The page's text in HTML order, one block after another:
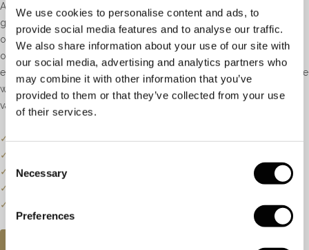
We use cookies to personalise content and ads, to
provide social media features and to analyse our traffic.
We also share information about your use of our site with
our social media, advertising and analytics partners who
may combine it with other information that you’ve
provided to them or that they’ve collected from your use
of their services.
Selection
Necessary
Preferences
Al onze (verlovings)ringen worden handgemaakt in 14 of 18 karaat
goud. U heeft de keuze uit geel, wit of roségoud. Wij beschikken
over onze eigen modellen, die in het atelier boven de winkel zijn
ontworpen en vervaardigd. Daarnaast heeft u de mogelijkheid om
een diamant of edelsteen te kiezen uit de uitgebreide voorraad. Deze
wordt speciaal voor u gezet in het door u gekozen model door één
van onze ervaren diamantzetters.
✓
✓
✓
Prijzen kunnen onderhevig zijn aan veranderingen.
✓
✓